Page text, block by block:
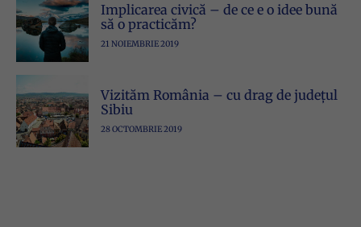
Implicarea civică – de ce e o idee bună
să o practicăm?
21 NOIEMBRIE 2019
Vizităm România – cu drag de județul
Sibiu
28 OCTOMBRIE 2019